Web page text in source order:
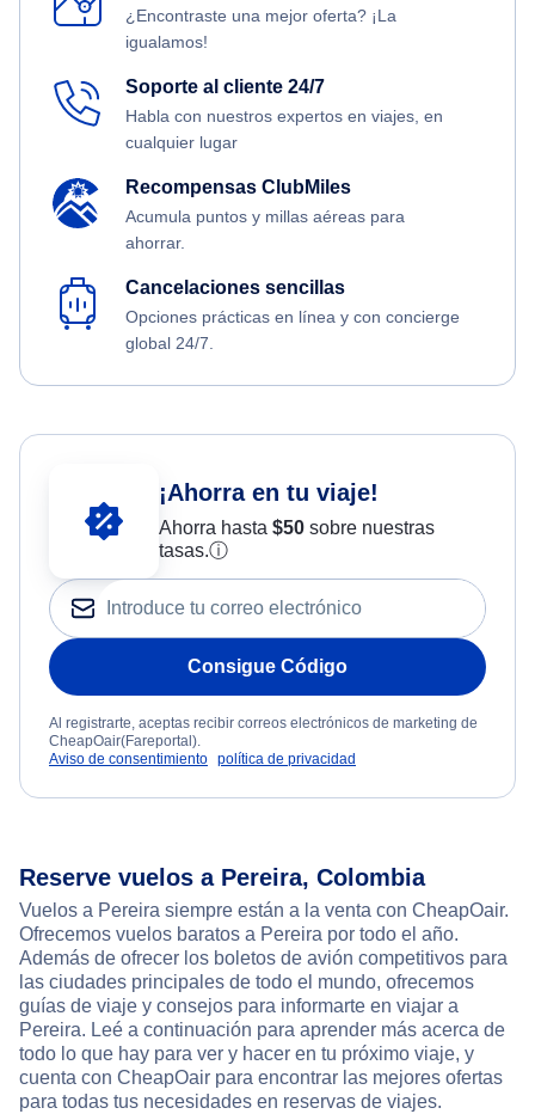
¿Encontraste una mejor oferta? ¡La
igualamos!
Soporte al cliente 24/7
Habla con nuestros expertos en viajes, en
cualquier lugar
Recompensas ClubMiles
Acumula puntos y millas aéreas para
ahorrar.
Cancelaciones sencillas
Opciones prácticas en línea y con concierge
global 24/7.
¡Ahorra en tu viaje!
Ahorra hasta $50sobre nuestras
tasas.ⓘ
Consigue Código
Al registrarte, aceptas recibir correos electrónicos de marketing de
CheapOair(Fareportal).
Aviso de consentimiento política de privacidad
Reserve vuelos a Pereira, Colombia
Vuelos a Pereira siempre están a la venta con CheapOair.
Ofrecemos vuelos baratos a Pereira por todo el año.
Además de ofrecer los boletos de avión competitivos para
las ciudades principales de todo el mundo, ofrecemos
guías de viaje y consejos para informarte en viajar a
Pereira. Leé a continuación para aprender más acerca de
todo lo que hay para ver y hacer en tu próximo viaje, y
cuenta con CheapOair para encontrar las mejores ofertas
para todas tus necesidades en reservas de viajes.